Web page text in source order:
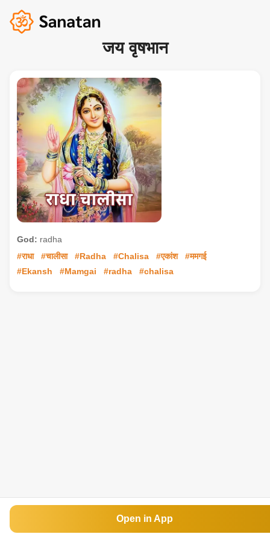
जय वृषभान
God: radha
#राधा
#चालीसा #Radha #Chalisa #एकांश
#ममगई
#Ekansh
#Mamgai #radha #chalisa
Open in App